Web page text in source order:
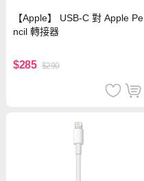
【Apple】 USB-C 對 Apple Pe
ncil 轉接器
$285 $290